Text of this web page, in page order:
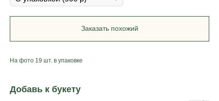
Заказать похожий
На фото 19 шт. в упаковке
Добавь к букету